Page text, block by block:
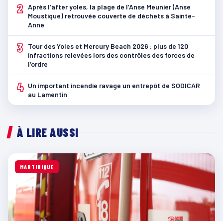
2 Après l’after yoles, la plage de l’Anse Meunier (Anse
Moustique) retrouvée couverte de déchets à Sainte-
Anne
3
Tour des Yoles et Mercury Beach 2026 : plus de 120
infractions relevées lors des contrôles des forces de
l’ordre
4 Un important incendie ravage un entrepôt de SODICAR
au Lamentin
À LIRE AUSSI
MARTINIQUE